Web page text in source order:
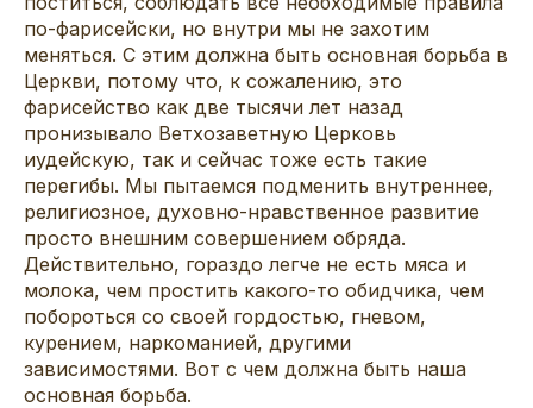
по-фарисейски, но внутри мы не захотим
меняться. С этим должна быть основная борьба в
Церкви, потому что, к сожалению, это
фарисейство как две тысячи лет назад
пронизывало Ветхозаветную Церковь
иудейскую, так и сейчас тоже есть такие
перегибы. Мы пытаемся подменить внутреннее,
религиозное, духовно-нравственное развитие
просто внешним совершением обряда.
Действительно, гораздо легче не есть мяса и
молока, чем простить какого-то обидчика, чем
побороться со своей гордостью, гневом,
курением, наркоманией, другими
зависимостями. Вот с чем должна быть наша
основная борьба.